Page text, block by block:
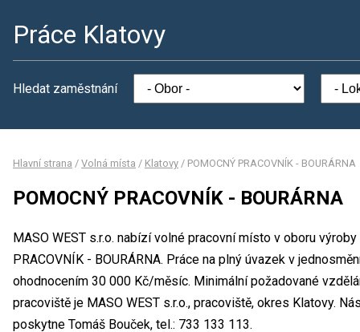
Práce Klatovy
Hledat zaměstnání
Hlavní strana / Volná místa / Klatovy / POMOCNÝ PRACOVNÍK - BOURÁRNA
POMOCNÝ PRACOVNÍK - BOURÁRNA
MASO WEST s.r.o. nabízí volné pracovní místo v oboru
PRACOVNÍK - BOURÁRNA. Práce na plný úvazek v
ohodnocením 30 000 Kč/měsíc. Minimální požadované
pracoviště je MASO WEST s.r.o., pracoviště, okres Klatovy.
poskytne Tomáš Bouček, tel.: 733 133 113.